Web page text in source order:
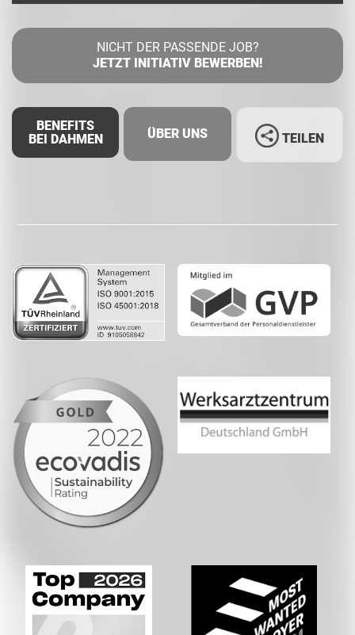
NICHT DER PASSENDE JOB?
JETZT INITIATIV BEWERBEN!
BENEFITS
BEI DAHMEN
ÜBER UNS TEILEN